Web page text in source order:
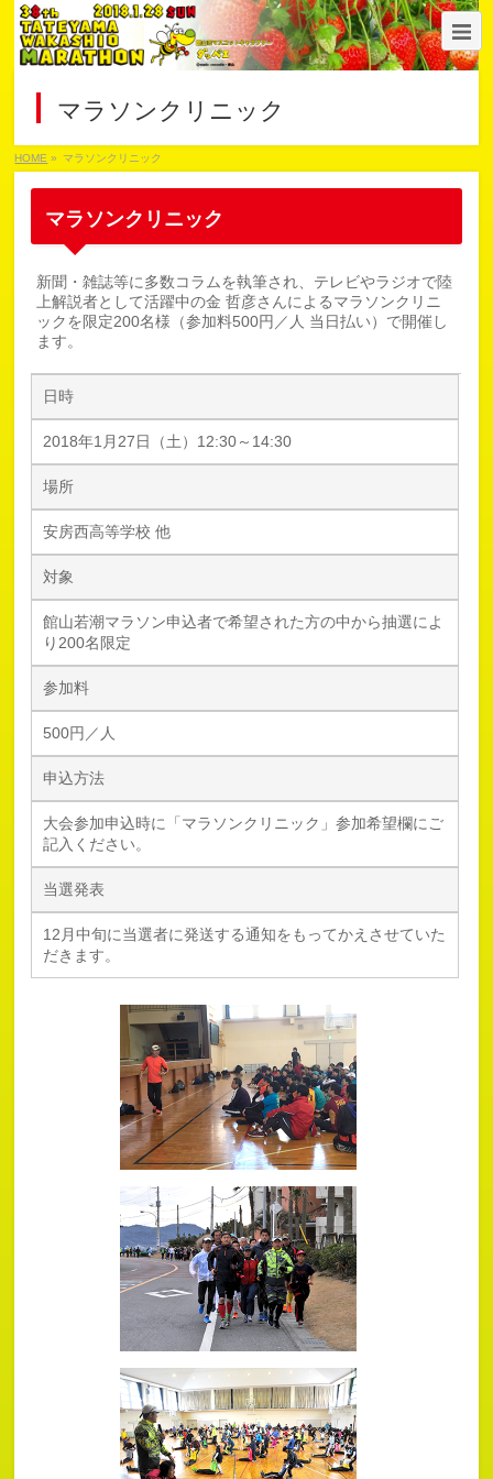
マラソンクリニック
HOME » マラソンクリニック
マラソンクリニック
新聞・雑誌等に多数コラムを執筆され、テレビやラジオで陸
上解説者として活躍中の金 哲彦さんによるマラソンクリニ
ックを限定200名様（参加料500円／人 当日払い）で開催し
ます。
日時
2018年1月27日（土）12:30～14:30
場所
安房西高等学校 他
対象
館山若潮マラソン申込者で希望された方の中から抽選によ
り200名限定
参加料
500円／人
申込方法
大会参加申込時に「マラソンクリニック」参加希望欄にご
記入ください。
当選発表
12月中旬に当選者に発送する通知をもってかえさせていた
だきます。